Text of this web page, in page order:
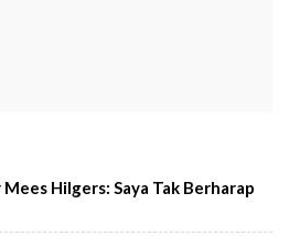
Hilgers: Saya Tak Berharap